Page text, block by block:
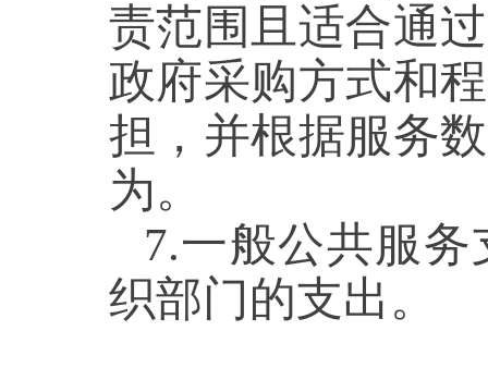
责范围且适合通
政府采购方式和
担，并根据服务
为。
7.一般公共服务
织部门的支出。